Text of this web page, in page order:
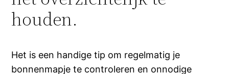
houden.
Het is een handige tip om regelmatig je
bonnenmapje te controleren en onnodige